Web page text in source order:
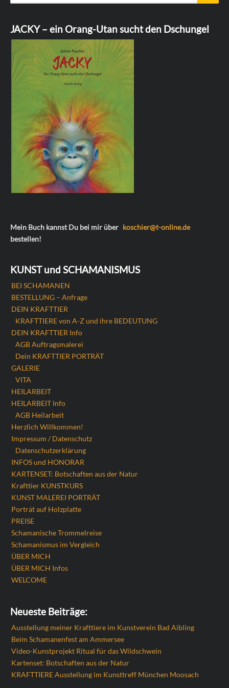
for:
JACKY – ein Orang-Utan sucht den Dschungel
Mein Buch kannst Du bei mir über koschier@t-online.de
bestellen!
KUNST und SCHAMANISMUS
BEI SCHAMANEN
BESTELLUNG – Anfrage
DEIN KRAFTTIER
KRAFTTIERE von A-Z und ihre BEDEUTUNG
DEIN KRAFTTIER Info
AGB Auftragsmalerei
Dein KRAFTTIER PORTRÄT
GALERIE
VITA
HEILARBEIT
HEILARBEIT Info
AGB Heilarbeit
Herzlich Willkommen!
Impressum / Datenschutz
Datenschutzerklärung
INFOS und HONORAR
KARTENSET: Botschaften aus der Natur
Krafttier KUNSTKURS
KUNST MALEREI PORTRÄT
Porträt auf Holzplatte
PREISE
Schamanische Trommelreise
Schamanismus im Vergleich
ÜBER MICH
ÜBER MICH Infos
WELCOME
Neueste Beiträge:
Ausstellung meiner Krafttiere im Kunstverein Bad Aibling
Beim Schamanenfest am Ammersee
Video-Kunstprojekt Ritual für das Wildschwein
Kartenset: Botschaften aus der Natur
KRAFTTIERE Ausstellung im Kunsttreff München Moosach